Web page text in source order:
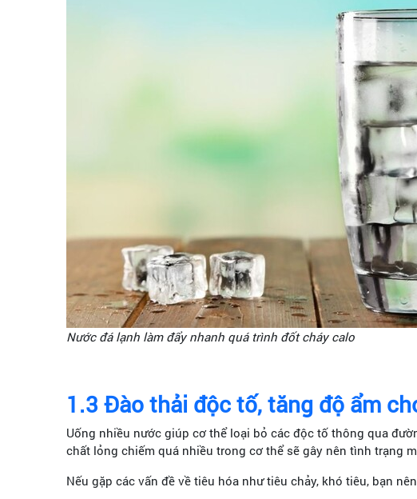
Nước đá lạnh làm đẩy nhanh quá trình đốt cháy calo
1.3 Đào thải độc tố, tăng độ ẩm
Uống nhiều nước giúp cơ thể loại bỏ các độc tố thông qua
chất lỏng chiếm quá nhiều trong cơ thể sẽ gây nên tình trạng
Nếu gặp các vấn đề về tiêu hóa như tiêu chảy, khó tiêu, bạn